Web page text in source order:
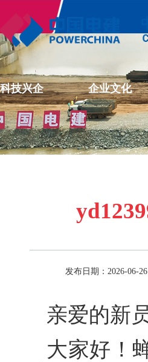
科技兴企 企业文化
发布日期：2026-06-26
亲爱的新
大家好！